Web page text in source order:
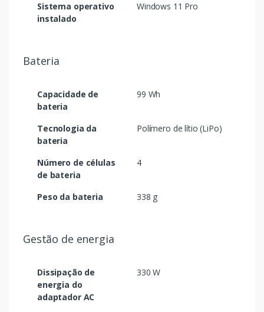
Sistema operativo
instalado
Windows 11 Pro
Bateria
Capacidade de
bateria
99 Wh
Tecnologia da
bateria
Polímero de lítio (LiPo)
Número de células
de bateria
4
Peso da bateria 338 g
Gestão de energia
Dissipação de
energia do
adaptador AC
330 W